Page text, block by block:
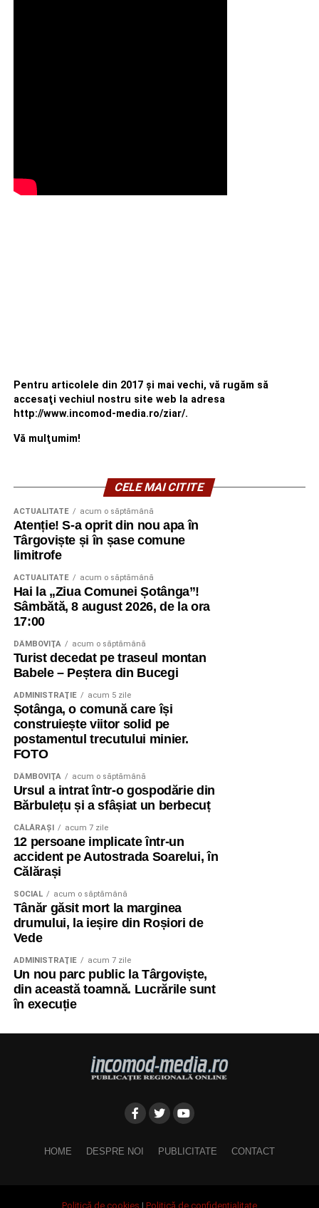
Pentru articolele din 2017 şi mai vechi, vă rugăm să
accesaţi vechiul nostru site web la adresa
http://www.incomod-media.ro/ziar/.
Vă mulţumim!
CELE MAI CITITE
ACTUALITATE acum o săptămână
Atenție! S-a oprit din nou apa în
Târgoviște și în șase comune
limitrofe
ACTUALITATE acum o săptămână
Hai la „Ziua Comunei Șotânga”!
Sâmbătă, 8 august 2026, de la ora
17:00
DÂMBOVIŢA acum o săptămână
Turist decedat pe traseul montan
Babele – Peștera din Bucegi
ADMINISTRAŢIE acum 5 zile
Șotânga, o comună care își
construiește viitor solid pe
postamentul trecutului minier.
FOTO
DÂMBOVIŢA acum o săptămână
Ursul a intrat într-o gospodărie din
Bărbulețu și a sfâșiat un berbecuț
CĂLĂRAŞI acum 7 zile
12 persoane implicate într-un
accident pe Autostrada Soarelui, în
Călărași
SOCIAL acum o săptămână
Tânăr găsit mort la marginea
drumului, la ieșire din Roșiori de
Vede
ADMINISTRAŢIE acum 7 zile
Un nou parc public la Târgoviște,
din această toamnă. Lucrările sunt
în execuție
HOME DESPRE NOI PUBLICITATE CONTACT
Politică de cookies | Politică de confidențialitate